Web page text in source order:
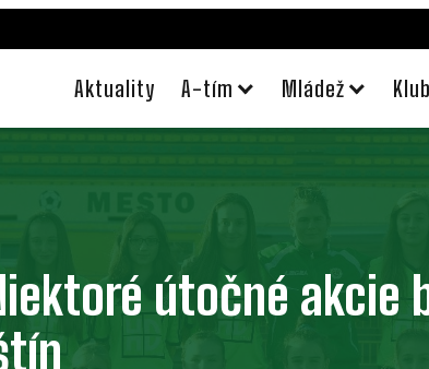
Aktuality A-tím Mládež Klub
útočné akcie